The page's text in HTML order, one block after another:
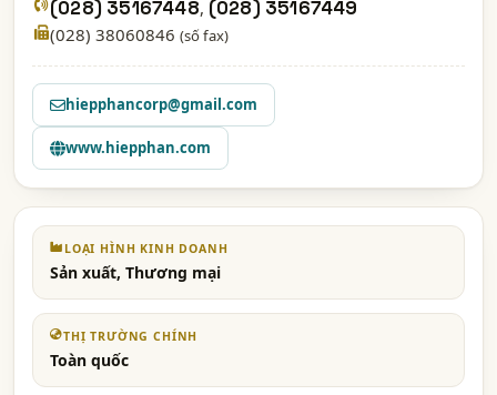
(028) 35167448, (028) 35167449
(028) 38060846 (số fax)
hiepphancorp@gmail.com
www.hiepphan.com
LOẠI HÌNH KINH DOANH
Sản xuất, Thương mại
THỊ TRƯỜNG CHÍNH
Toàn quốc